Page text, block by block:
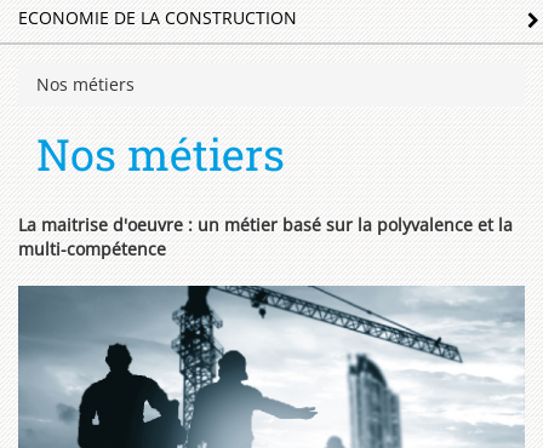
ECONOMIE DE LA CONSTRUCTION
Nos métiers
Nos métiers
La maitrise d'oeuvre : un métier basé sur la polyvalence et la
multi-compétence